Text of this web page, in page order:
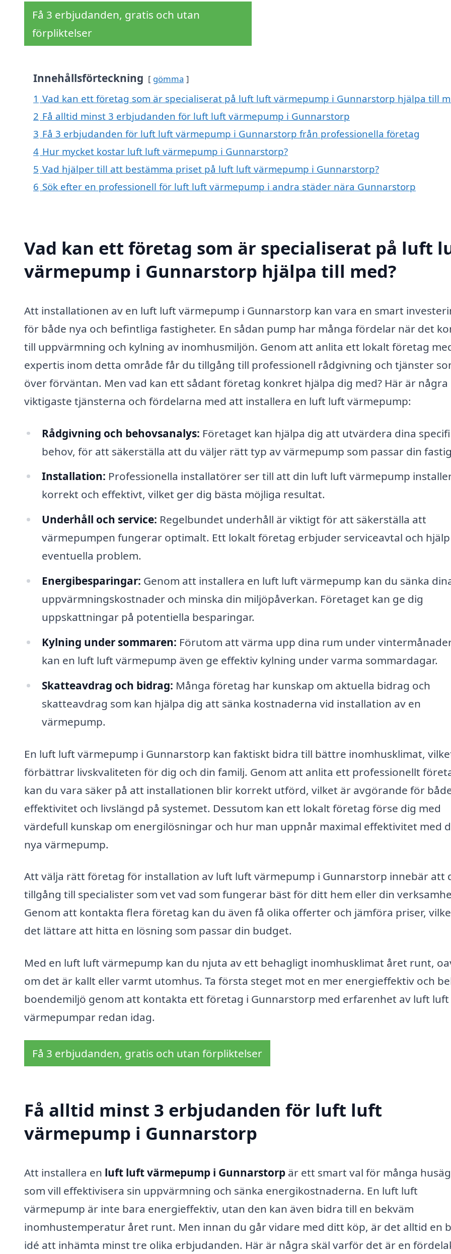
Få 3 erbjudanden, gratis och utan
förpliktelser
Innehållsförteckning gömma
1 Vad kan ett företag som är specialiserat på luft luft värmepump i Gunnarstorp hjälpa till
2 Få alltid minst 3 erbjudanden för luft luft värmepump i Gunnarstorp
3 Få 3 erbjudanden för luft luft värmepump i Gunnarstorp från professionella företag
4 Hur mycket kostar luft luft värmepump i Gunnarstorp?
5 Vad hjälper till att bestämma priset på luft luft värmepump i Gunnarstorp?
6 Sök efter en professionell för luft luft värmepump i andra städer nära Gunnarstorp
Vad kan ett företag som är specialiserat på luft
värmepump i Gunnarstorp hjälpa till med?
Att installationen av en luft luft värmepump i Gunnarstorp kan vara en smart
för både nya och befintliga fastigheter. En sådan pump har många fördelar när det
till uppvärmning och kylning av inomhusmiljön. Genom att anlita ett lokalt företag
expertis inom detta område får du tillgång till professionell rådgivning och tjänster
över förväntan. Men vad kan ett sådant företag konkret hjälpa dig med? Här är några
viktigaste tjänsterna och fördelarna med att installera en luft luft värmepump:
Rådgivning och behovsanalys: Företaget kan hjälpa dig att utvärdera dina
behov, för att säkerställa att du väljer rätt typ av värmepump som passar din
Installation: Professionella installatörer ser till att din luft luft värmepump
korrekt och effektivt, vilket ger dig bästa möjliga resultat.
Underhåll och service: Regelbundet underhåll är viktigt för att säkerställa att
värmepumpen fungerar optimalt. Ett lokalt företag erbjuder serviceavtal och
eventuella problem.
Energibesparingar: Genom att installera en luft luft värmepump kan du sänka
uppvärmningskostnader och minska din miljöpåverkan. Företaget kan ge dig
uppskattningar på potentiella besparingar.
Kylning under sommaren: Förutom att värma upp dina rum under
kan en luft luft värmepump även ge effektiv kylning under varma sommardagar.
Skatteavdrag och bidrag: Många företag har kunskap om aktuella bidrag och
skatteavdrag som kan hjälpa dig att sänka kostnaderna vid installation av en
värmepump.
En luft luft värmepump i Gunnarstorp kan faktiskt bidra till bättre inomhusklimat,
förbättrar livskvaliteten för dig och din familj. Genom att anlita ett professionellt
kan du vara säker på att installationen blir korrekt utförd, vilket är avgörande för
effektivitet och livslängd på systemet. Dessutom kan ett lokalt företag förse dig med
värdefull kunskap om energilösningar och hur man uppnår maximal effektivitet med
nya värmepump.
Att välja rätt företag för installation av luft luft värmepump i Gunnarstorp innebär att
tillgång till specialister som vet vad som fungerar bäst för ditt hem eller din
Genom att kontakta flera företag kan du även få olika offerter och jämföra priser,
det lättare att hitta en lösning som passar din budget.
Med en luft luft värmepump kan du njuta av ett behagligt inomhusklimat året runt,
om det är kallt eller varmt utomhus. Ta första steget mot en mer energieffektiv och
boendemiljö genom att kontakta ett företag i Gunnarstorp med erfarenhet av luft luft
värmepumpar redan idag.
Få 3 erbjudanden, gratis och utan förpliktelser
Få alltid minst 3 erbjudanden för luft luft
värmepump i Gunnarstorp
Att installera en luft luft värmepump i Gunnarstorp är ett smart val för många
som vill effektivisera sin uppvärmning och sänka energikostnaderna. En luft luft
värmepump är inte bara energieffektiv, utan den kan även bidra till en bekväm
inomhustemperatur året runt. Men innan du går vidare med ditt köp, är det alltid en
idé att inhämta minst tre olika erbjudanden. Här är några skäl varför det är en